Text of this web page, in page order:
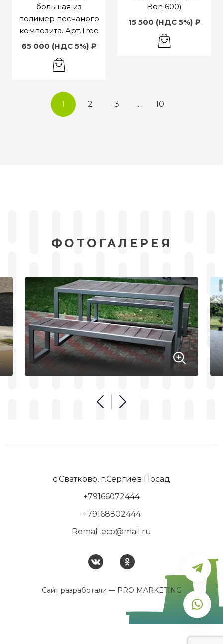
большая из
полимер песчаного
композита. Арт.Tree
65 000 (НДС 5%) ₽
Bon 600)
15 500 (НДС 5%) ₽
1 2 3 ... 10
ФОТОГАЛЕРЕЯ
с.Сватково, г.Сергиев Посад
+79166072444
+79168802444
Remaf-eco@mail.ru
Сайт разработали — PRO MARKETING